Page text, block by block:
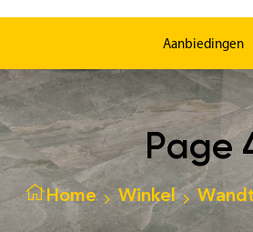
Aanbiedingen
Page
Home Winkel